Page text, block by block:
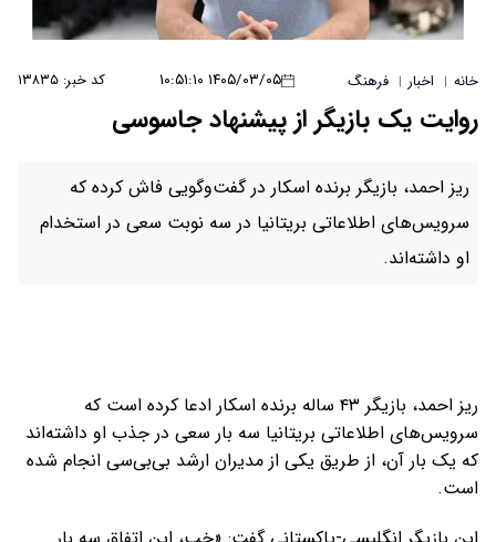
خانه | اخبار | فرهنگ ۱۴۰۵/۰۳/۰۵ ۱۰:۵۱:۱۰ کد خبر: ۱۳۸۳۵
روایت یک بازیگر از پیشنهاد جاسوسی
ریز احمد، بازیگر برنده اسکار در گفت‌وگویی فاش کرده که
سرویس‌های اطلاعاتی بریتانیا در سه نوبت سعی در استخدام
او داشته‌اند.
ریز احمد، بازیگر ۴۳ ساله برنده اسکار ادعا کرده است که
سرویس‌های اطلاعاتی بریتانیا سه بار سعی در جذب او داشته‌اند
که یک بار آن، از طریق یکی از مدیران ارشد بی‌بی‌سی انجام شده
است.